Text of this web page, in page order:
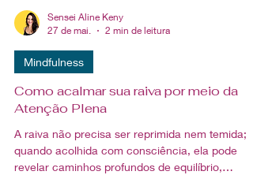
27 de mai.
Como acalmar sua raiva por meio da
Atenção Plena
A raiva não precisa ser reprimida nem temida;
quando acolhida com consciência, ela pode